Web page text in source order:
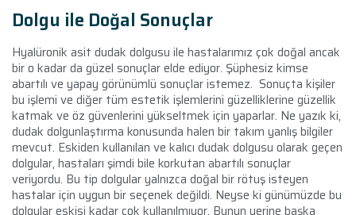
Dolgu ile Doğal Sonuçlar
Hyalüronik asit dudak dolgusu ile hastalarımız çok doğal ancak
bir o kadar da güzel sonuçlar elde ediyor. Şüphesiz kimse
abartılı ve yapay görünümlü sonuçlar istemez. Sonuçta kişiler
bu işlemi ve diğer tüm estetik işlemlerini güzelliklerine güzellik
katmak ve öz güvenlerini yükseltmek için yaparlar. Ne yazık ki,
dudak dolgunlaştırma konusunda halen bir takım yanlış bilgiler
mevcut. Eskiden kullanılan ve kalıcı dudak dolgusu olarak geçen
dolgular, hastaları şimdi bile korkutan abartılı sonuçlar
veriyordu. Bu tip dolgular yalnızca doğal bir rötuş isteyen
hastalar için uygun bir seçenek değildi. Neyse ki günümüzde bu
dolgular eskisi kadar çok kullanılmıyor. Bunun yerine başka